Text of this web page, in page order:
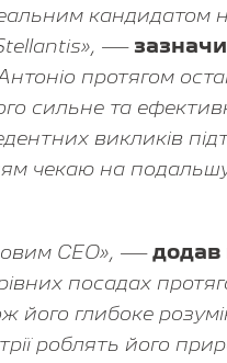
кандидатом
Stellantis», —
протягом
сильне та
викликів
чекаю на
CEO», — додав
посадах
його глибоке
роблять його